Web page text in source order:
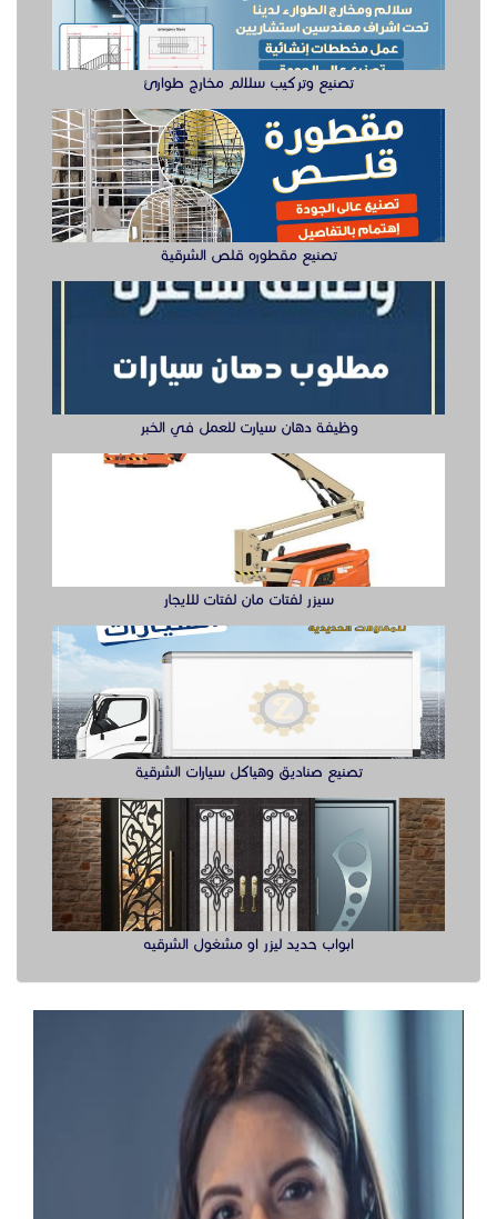
وظيفة دهان سيارت للعمل في الخبر
تصنيع صناديق وهياكل سيارات الشرقية
ابواب حديد ليزر او مشغول الشرقيه